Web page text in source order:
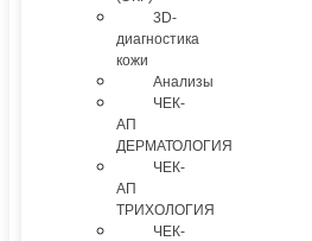
3D-
диагностика
кожи
Анализы
ЧЕК-
АП
ДЕРМАТОЛОГИЯ
ЧЕК-
АП
ТРИХОЛОГИЯ
ЧЕК-